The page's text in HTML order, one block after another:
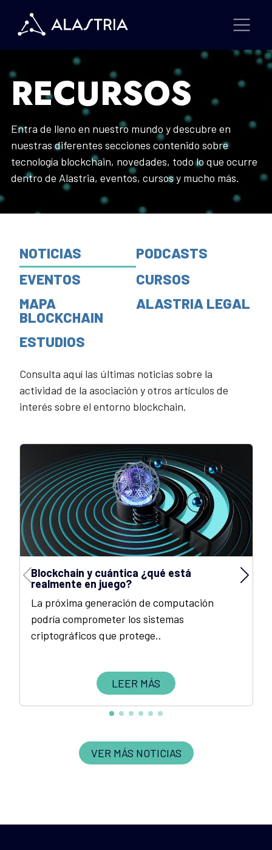
RECURSOS
Entra de lleno en nuestro mundo y descubre en
nuestras diferentes secciones contenido sobre
tecnología blockchain, novedades, todo lo que ocurre
dentro de Alastria, eventos, cursos y mucho más.
NOTICIAS
PODCASTS
EVENTOS
CURSOS
MAPA
BLOCKCHAIN
ALASTRIA LEGAL
ESTUDIOS
Consulta aquí las últimas noticias sobre la
actividad de la asociación y otros artículos de
interés sobre el entorno blockchain.
Blockchain y cuántica ¿qué está
realmente en juego?
La próxima generación de computación
podría comprometer los sistemas
criptográficos que protege..
LEER MÁS
VER MÁS NOTICIAS